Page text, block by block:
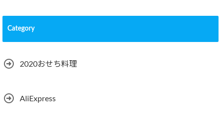
Category
2020おせち料理
AliExpress